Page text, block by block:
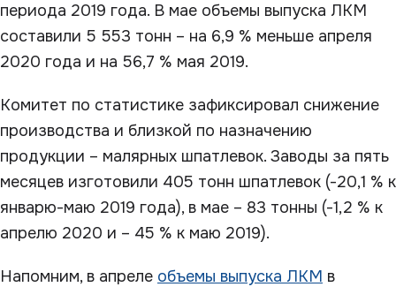
периода 2019 года. В мае объемы выпуска ЛКМ
составили 5 553 тонн – на 6,9 % меньше апреля
2020 года и на 56,7 % мая 2019.
Комитет по статистике зафиксировал снижение
производства и близкой по назначению
продукции – малярных шпатлевок. Заводы за пять
месяцев изготовили 405 тонн шпатлевок (-20,1 % к
январю-маю 2019 года), в мае – 83 тонны (-1,2 % к
апрелю 2020 и – 45 % к маю 2019).
Напомним, в апреле объемы выпуска ЛКМ в